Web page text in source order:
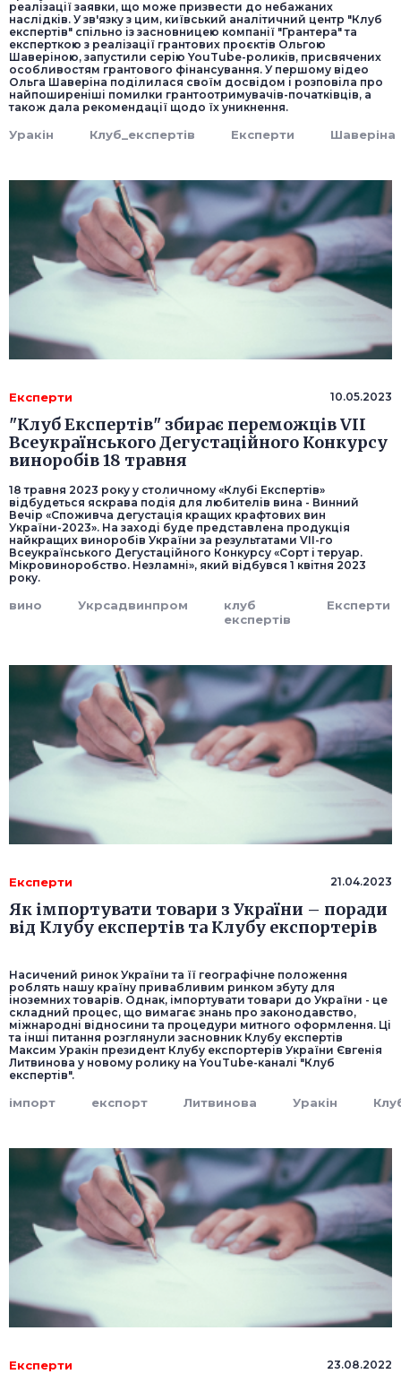
реалізації заявки, що може призвести до небажаних
наслідків. У зв'язку з цим, київський аналітичний центр "Клуб
експертів" спільно із засновницею компанії "Грантера" та
експерткою з реалізації грантових проєктів Ольгою
Шаверіною, запустили серію YouTube-роликів, присвячених
особливостям грантового фінансування. У першому відео
Ольга Шаверіна поділилася своїм досвідом і розповіла про
найпоширеніші помилки грантоотримувачів-початківців, а
також дала рекомендації щодо їх уникнення.
Уракін Клуб_експертів Експерти Шаверіна
Експерти 10.05.2023
"Клуб Експертів" збирає переможців VII
Всеукраїнського Дегустаційного Конкурсу
виноробів 18 травня
18 травня 2023 року у столичному «Клубі Експертів»
відбудеться яскрава подія для любителів вина - Винний
Вечір «Споживча дегустація кращих крафтових вин
України-2023». На заході буде представлена продукція
найкращих виноробів України за результатами VIІ-го
Всеукраїнського Дегустаційного Конкурсу «Сорт і теруар.
Мікровиноробство. Незламні», який відбувся 1 квітня 2023
року.
вино Укрсадвинпром
клуб
експертів
Експерти
Експерти 21.04.2023
Як імпортувати товари з України – поради
від Клубу експертів та Клубу експортерів
Насичений ринок України та її географічне положення
роблять нашу країну привабливим ринком збуту для
іноземних товарів. Однак, імпортувати товари до України - це
складний процес, що вимагає знань про законодавство,
міжнародні відносини та процедури митного оформлення. Ці
та інші питання розглянули засновник Клубу експертів
Максим Уракін президент Клубу експортерів України Євгенія
Литвинова у новому ролику на YouTube-каналі "Клуб
експертів".
імпорт експорт Литвинова Уракін
Експерти 23.08.2022